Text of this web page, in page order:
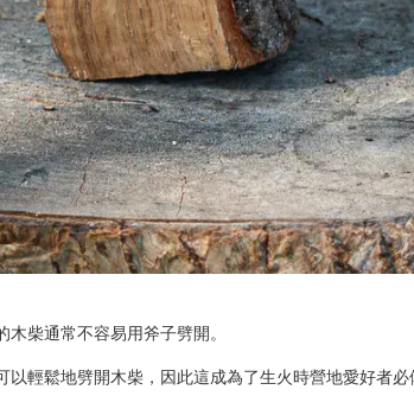
柴通常不容易用斧子劈開。
輕鬆地劈開木柴，因此這成為了生火時營地愛好者必